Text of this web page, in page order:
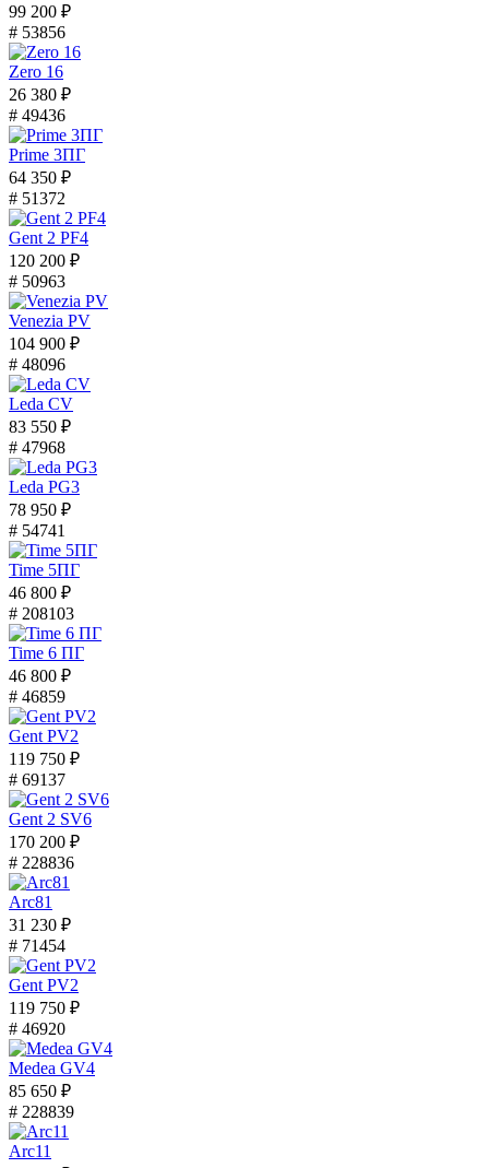
99 200 ₽
# 53856
Zero 16
26 380 ₽
# 49436
Prime 3ПГ
64 350 ₽
# 51372
Gent 2 PF4
120 200 ₽
# 50963
Venezia PV
104 900 ₽
# 48096
Leda CV
83 550 ₽
# 47968
Leda PG3
78 950 ₽
# 54741
Time 5ПГ
46 800 ₽
# 208103
Time 6 ПГ
46 800 ₽
# 46859
Gent PV2
119 750 ₽
# 69137
Gent 2 SV6
170 200 ₽
# 228836
Arc81
31 230 ₽
# 71454
Gent PV2
119 750 ₽
# 46920
Medea GV4
85 650 ₽
# 228839
Arc11